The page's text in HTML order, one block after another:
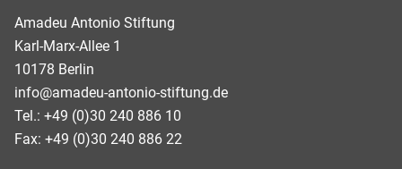
Amadeu Antonio Stiftung
Karl-Marx-Allee 1
10178 Berlin
info@amadeu-antonio-stiftung.de
Tel.: +49 (0)30 240 886 10
Fax: +49 (0)30 240 886 22